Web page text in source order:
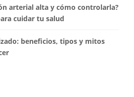
arterial alta y cómo controlarla?
cuidar tu salud
beneficios, tipos y mitos